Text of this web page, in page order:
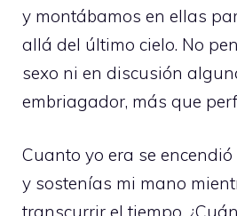
y montábamos en ellas
allá del último cielo. No
sexo ni en discusión
embriagador, más que
Cuanto yo era se
y sostenías mi mano
transcurrir el tiempo.